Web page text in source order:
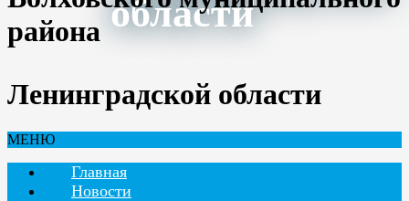
области
района
Ленинградской области
МЕНЮ
Главная
Новости